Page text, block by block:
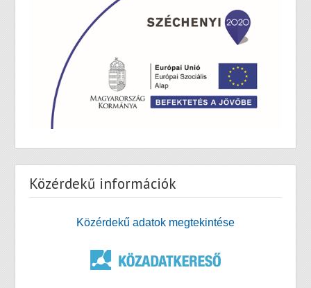
Közérdekű információk
Közérdekű adatok megtekintése